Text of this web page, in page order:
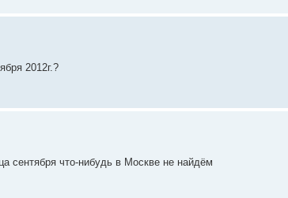
2012г.?
сентября что-нибудь в Москве не найдём